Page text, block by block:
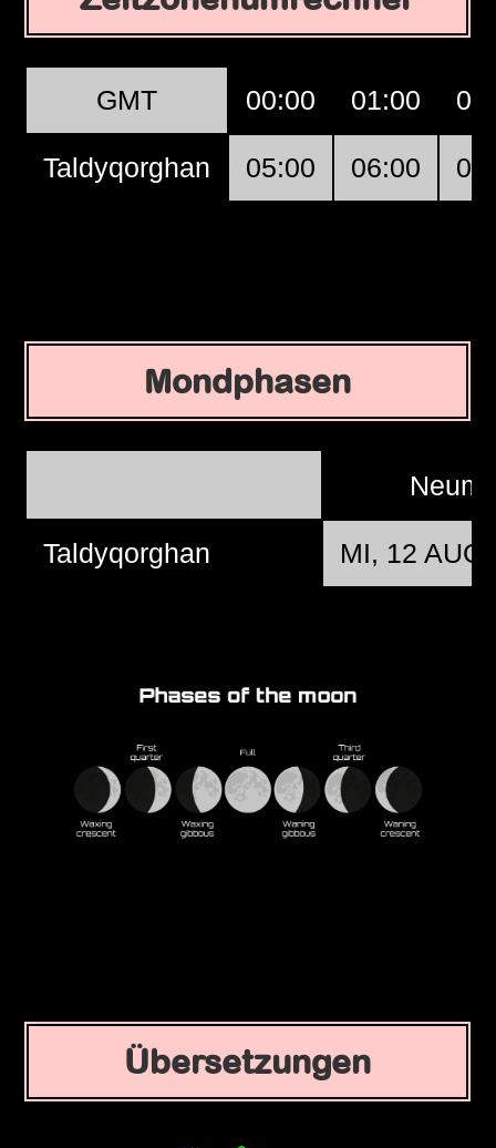
GMT 00:00 01:00
Taldyqorghan 05:00 06:00
Mondphasen
Taldyqorghan MI, 12 AUG
Übersetzungen